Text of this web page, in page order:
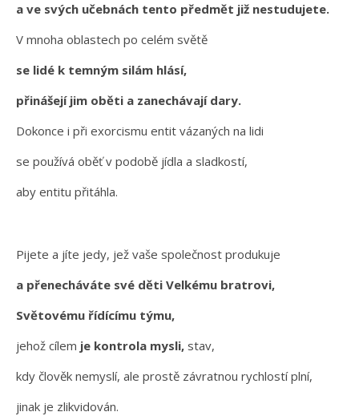
a ve svých učebnách tento předmět již nestudujete.
V mnoha oblastech po celém světě
se lidé k temným silám hlásí,
přinášejí jim oběti a zanechávají dary.
Dokonce i při exorcismu entit vázaných na lidi
se používá oběť v podobě jídla a sladkostí,
aby entitu přitáhla.
Pijete a jíte jedy, jež vaše společnost produkuje
a přenecháváte své děti Velkému bratrovi,
Světovému řídícímu týmu,
jehož cílem je kontrola mysli, stav,
kdy člověk nemyslí, ale prostě závratnou rychlostí plní,
jinak je zlikvidován.